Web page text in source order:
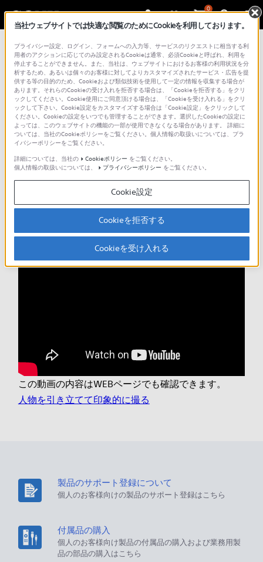
0
デジタル一眼カメラ α（アルファ）>α（アルファ）使いか
た動画
> テーマ別撮り方動画 1：人物を引き立てて印象的に
撮る
テーマ別撮り方動画 1：人物を
引き立てて印象的に撮る
この動画の内容はWEBページでも確認できます。
人物を引き立てて印象的に撮る
製品のサポート登録について
個人のお客様向けの製品のサポート登録はこちら
付属品の購入
個人のお客様向け製品の付属品の購入および業務用製
品の部品の購入はこちら
当社ウェブサイトでは快適な閲覧のためにCookieを利用しております。
プライバシー設定、ログイン、フォームへの入力等、サービスのリクエストに相当する利
用者のアクションに応じてのみ設定されるCookieは通常、必須Cookieと呼ばれ、利用を
停止することができません。また、当社は、ウェブサイトにおけるお客様の利用状況を分
析するため、あるいは個々のお客様に対してよりカスタマイズされたサービス・広告を提
供する等の目的のため、Cookieおよび類似技術を使用して一定の情報を収集する場合が
あります。それらのCookieの受け入れを拒否する場合は、「Cookieを拒否する」をクリ
ックしてください。Cookie使用にご同意頂ける場合は、「Cookieを受け入れる」をクリ
ックして下さい。Cookie設定をカスタマイズする場合は「Cookie設定」をクリックして
ください。Cookieの設定をいつでも管理することができます。選択したCookieの設定に
よっては、このウェブサイトの機能の一部が使用できなくなる場合があります。 詳細に
ついては、当社のCookieポリシーをご覧ください。個人情報の取扱いについては、プラ
イバシーポリシーをご覧ください。
詳細については、当社の
Cookieポリシー をご覧ください。
個人情報の取扱いについては、
プライバシーポリシー をご覧ください。
Cookie設定
Cookieを拒否する
Cookieを受け入れる